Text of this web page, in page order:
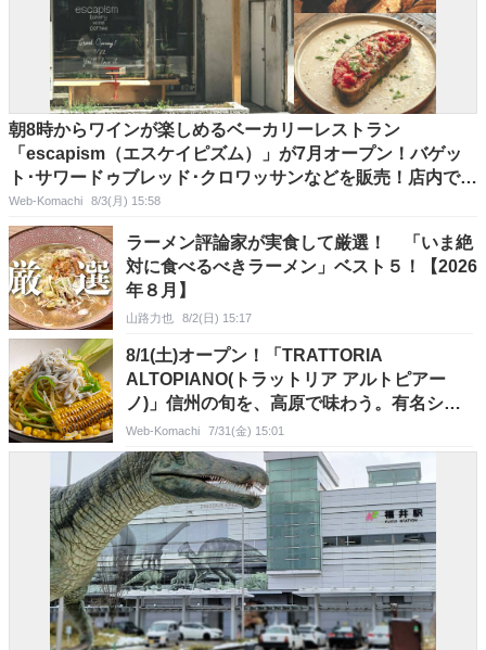
朝8時からワインが楽しめるベーカリーレストラン
「escapism（エスケイピズム）」が7月オープン！バゲッ
ト･サワードゥブレッド･クロワッサンなどを販売！店内では
定番パンをアレンジした食事メニューも♪＠長野県松本市
Web-Komachi 8/3(月) 15:58
ラーメン評論家が実食して厳選！ 「いま絶
対に食べるべきラーメン」ベスト５！【2026
年８月】
山路力也 8/2(日) 15:17
8/1(土)オープン！「TRATTORIA
ALTOPIANO(トラットリア アルトピアー
ノ)」信州の旬を、高原で味わう。有名シェ
フ手掛ける本格イタリアンで自家製手打ちパ
スタや石窯料理をランチ･ディナーで堪能！
宿泊者限定オールインクルーシブも♪@長野
県飯綱東高原
Web-Komachi 7/31(金) 15:01